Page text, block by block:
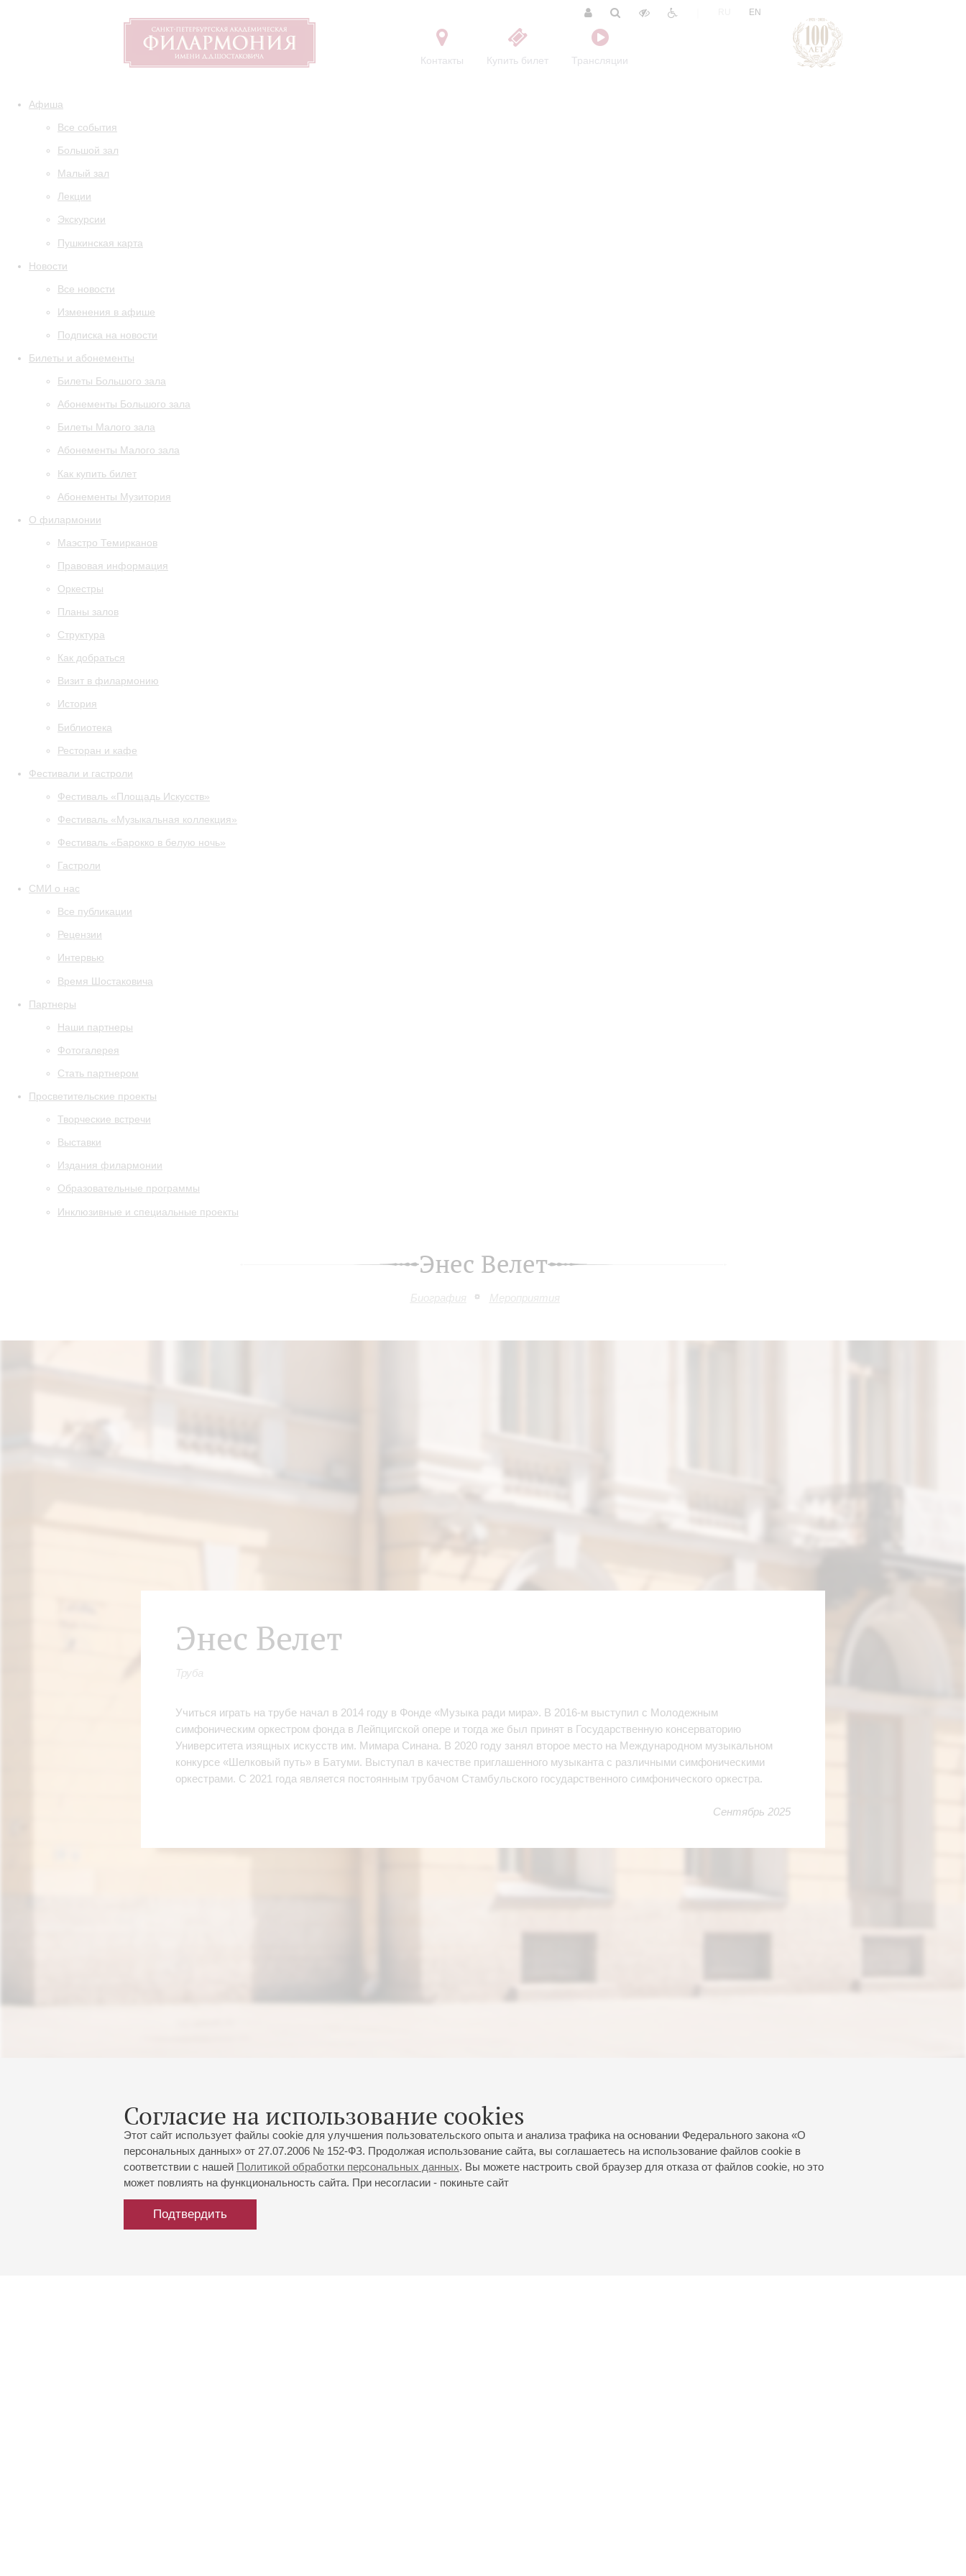
Контакты Купить билет Трансляции
EN
Афиша
Все события
Большой зал
Малый зал
Лекции
Экскурсии
Пушкинская карта
Новости
Все новости
Изменения в афише
Подписка на новости
Билеты и абонементы
Билеты Большого зала
Абонементы Большого зала
Билеты Малого зала
Абонементы Малого зала
Как купить билет
Абонементы Музитория
О филармонии
Маэстро Темирканов
Правовая информация
Оркестры
Планы залов
Структура
Как добраться
Визит в филармонию
История
Библиотека
Ресторан и кафе
Фестивали и гастроли
Фестиваль «Площадь Искусств»
Фестиваль «Музыкальная коллекция»
Фестиваль «Барокко в белую ночь»
Гастроли
СМИ о нас
Все публикации
Рецензии
Интервью
Время Шостаковича
Партнеры
Наши партнеры
Фотогалерея
Стать партнером
Просветительские проекты
Творческие встречи
Выставки
Издания филармонии
Образовательные программы
Инклюзивные и специальные проекты
Энес Велет
Биография Мероприятия
Согласие на использование cookies
Этот сайт использует файлы cookie для улучшения пользовательского опыта и анализа трафика на основании Федерального закона «О
персональных данных» от 27.07.2006 № 152-ФЗ. Продолжая использование сайта, вы соглашаетесь на использование файлов cookie в
соответствии с нашей Политикой обработки персональных данных. Вы можете настроить свой браузер для отказа от файлов cookie, но это
может повлиять на функциональность сайта. При несогласии - покиньте сайт
Подтвердить
Энес Велет
Труба
Учиться играть на трубе начал в 2014 году в Фонде «Музыка ради мира». В 2016-м выступил с Молодежным
симфоническим оркестром фонда в Лейпцигской опере и тогда же был принят в Государственную консерваторию
Университета изящных искусств им. Мимара Синана. В 2020 году занял второе место на Международном музыкальном
конкурсе «Шелковый путь» в Батуми. Выступал в качестве приглашенного музыканта с различными симфоническими
оркестрами. С 2021 года является постоянным трубачом Стамбульского государственного симфонического оркестра.
Сентябрь 2025